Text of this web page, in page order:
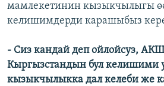
мамлекетинин кызыкчылыгы
келишимдерди карашыбыз
- Сиз кандай деп ойлойсуз,
Кыргызстандын бул келишими
кызыкчылыкка дал келеби же